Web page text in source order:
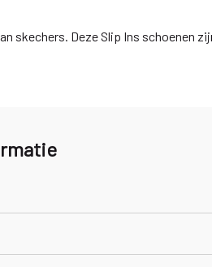
skechers. Deze Slip Ins schoenen